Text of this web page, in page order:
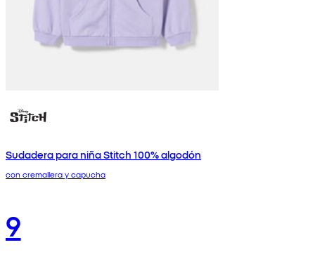
Sudadera para niña Stitch 100% algodón
con cremallera y capucha
9